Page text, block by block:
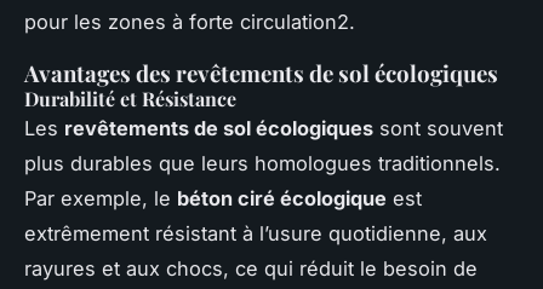
pour les zones à forte circulation2.
Avantages des revêtements de sol écologiques
Durabilité et Résistance
Les revêtements de sol écologiques sont souvent
plus durables que leurs homologues traditionnels.
Par exemple, le béton ciré écologique est
extrêmement résistant à l’usure quotidienne, aux
rayures et aux chocs, ce qui réduit le besoin de